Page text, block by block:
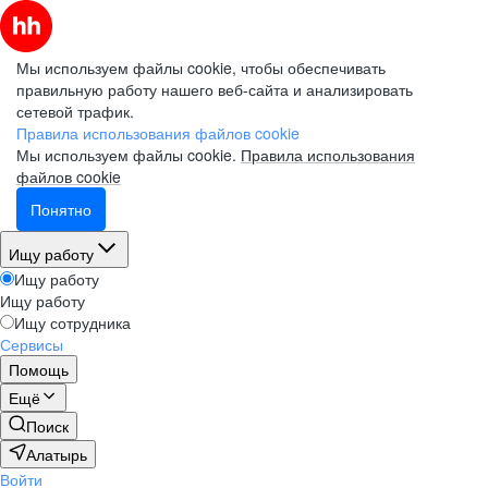
Мы используем файлы cookie, чтобы обеспечивать
правильную работу нашего веб-сайта и анализировать
сетевой трафик.
Правила использования файлов cookie
Мы используем файлы cookie. Правила использования
файлов cookie
Понятно
Ищу работу
Ищу работу
Ищу работу
Ищу сотрудника
Сервисы
Помощь
Ещё
Поиск
Алатырь
Войти